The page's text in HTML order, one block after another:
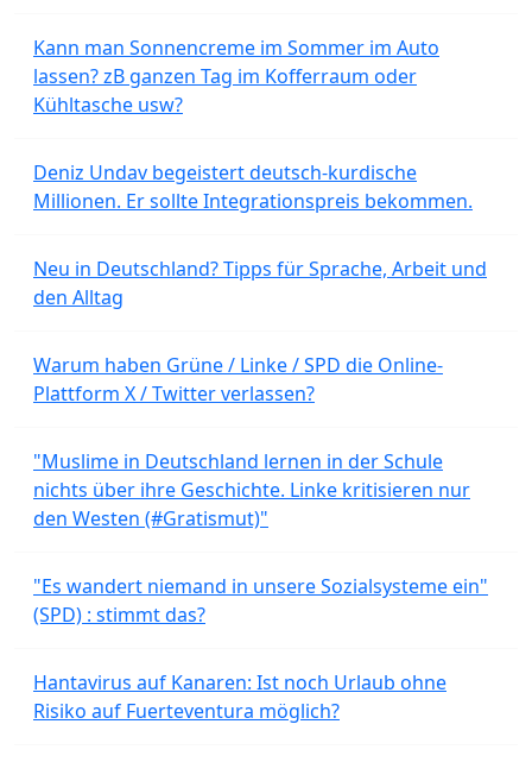
Kann man Sonnencreme im Sommer im Auto
lassen? zB ganzen Tag im Kofferraum oder
Kühltasche usw?
Deniz Undav begeistert deutsch-kurdische
Millionen. Er sollte Integrationspreis bekommen.
Neu in Deutschland? Tipps für Sprache, Arbeit und
den Alltag
Warum haben Grüne / Linke / SPD die Online-
Plattform X / Twitter verlassen?
"Muslime in Deutschland lernen in der Schule
nichts über ihre Geschichte. Linke kritisieren nur
den Westen (#Gratismut)"
"Es wandert niemand in unsere Sozialsysteme ein"
(SPD) : stimmt das?
Hantavirus auf Kanaren: Ist noch Urlaub ohne
Risiko auf Fuerteventura möglich?